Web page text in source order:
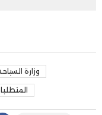
وزارة